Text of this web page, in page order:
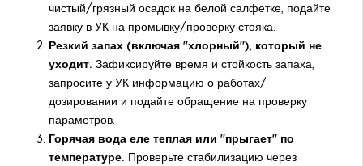
чистый/грязный осадок на белой салфетке; подайте
заявку в УК на промывку/проверку стояка.
Резкий запах (включая "хлорный"), который не
уходит. Зафиксируйте время и стойкость запаха;
запросите у УК информацию о работах/
дозировании и подайте обращение на проверку
параметров.
Горячая вода еле теплая или "прыгает" по
температуре. Проверьте стабилизацию через